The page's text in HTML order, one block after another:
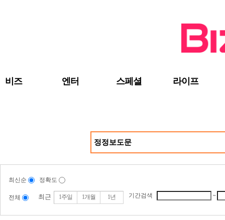
비즈 엔터 스페셜 라이프
최신순 정확도
전체 최근 1주일 1개월 1년 기간검색 ~